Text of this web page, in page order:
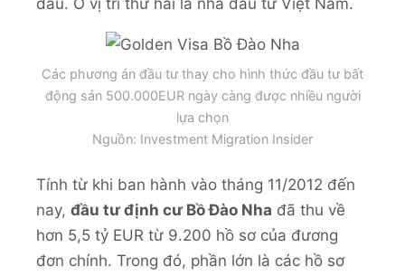
Các phương án đầu tư thay cho hình thức đầu tư bất
động sản 500.000EUR ngày càng được nhiều người
lựa chọn
Nguồn: Investment Migration Insider
Tính từ khi ban hành vào tháng 11/2012 đến
nay, đầu tư định cư Bồ Đào Nha đã thu về
hơn 5,5 tỷ EUR từ 9.200 hồ sơ của đương
đơn chính. Trong đó, phần lớn là các hồ sơ